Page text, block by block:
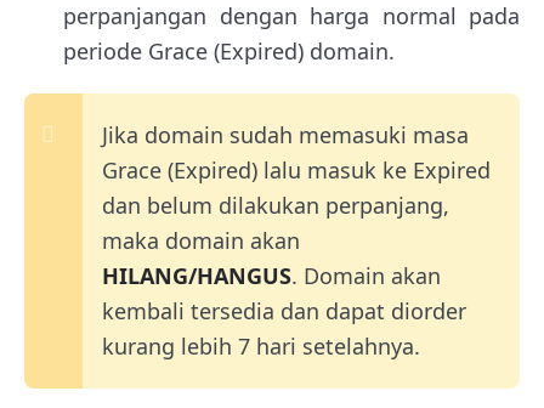
perpanjangan dengan harga normal pada
periode Grace (Expired) domain.
Jika domain sudah memasuki masa
Grace (Expired) lalu masuk ke Expired
dan belum dilakukan perpanjang,
maka domain akan
HILANG/HANGUS. Domain akan
kembali tersedia dan dapat diorder
kurang lebih 7 hari setelahnya.